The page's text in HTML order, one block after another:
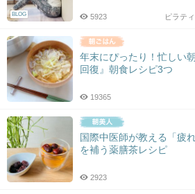
BLOG ピラテ
5923
年末にぴったり！忙しい
回復』朝食レシピ3つ
19365
国際中医師が教える「疲
を補う薬膳茶レシピ
2923